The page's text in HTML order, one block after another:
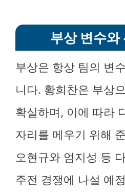
부상 변수와
부상은 항상 팀의 변
니다. 황희찬은 부상
확실하며, 이에 따라
자리를 메우기 위해
오현규와 엄지성 등
주전 경쟁에 나설 예